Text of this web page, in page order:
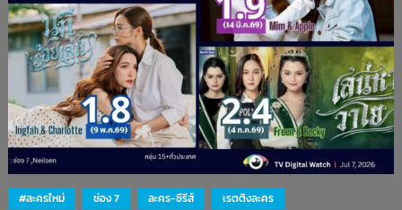
#ละครใหม่ ช่อง 7 ละคร-ซีรีส์ เรตติงละคร